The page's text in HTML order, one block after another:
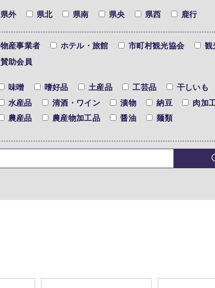
県外 県北 県南 県央 県西 鹿行
物産事業者 ホテル・旅館 市町村観光協会
観
賛助会員
味噌 嗜好品 土産品 工芸品 干しいも
水産品
清酒・ワイン 漬物 納豆 肉加
農産品
農産物加工品 醤油 麺類